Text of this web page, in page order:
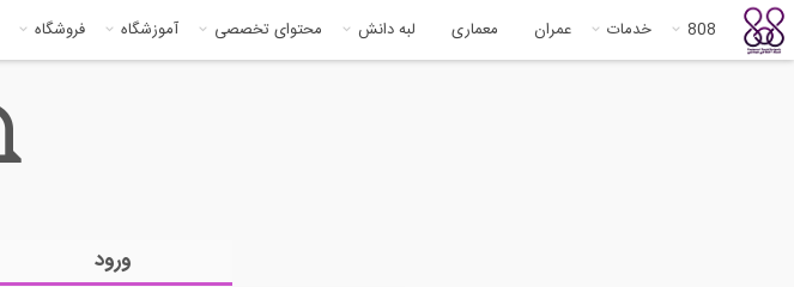
808 خدمات عمران معماری لبه دانش محتوای تخصصی آموزشگاه فروشگاه
ورود